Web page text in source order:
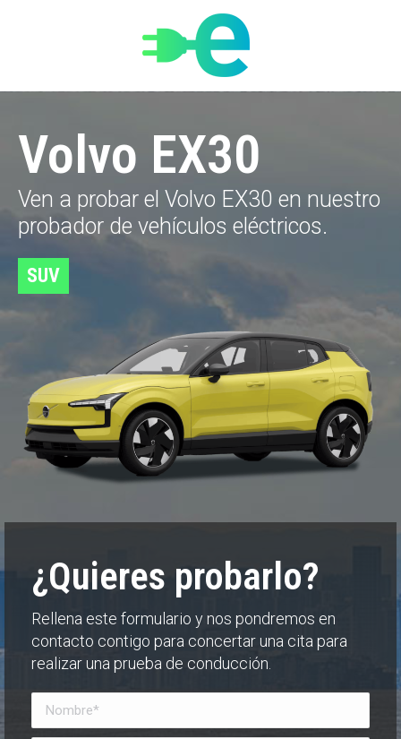
Volvo EX30
Ven a probar el Volvo EX30 en nuestro
probador de vehículos eléctricos.
SUV
¿Quieres probarlo?
Rellena este formulario y nos pondremos en
contacto contigo para concertar una cita para
realizar una prueba de conducción.